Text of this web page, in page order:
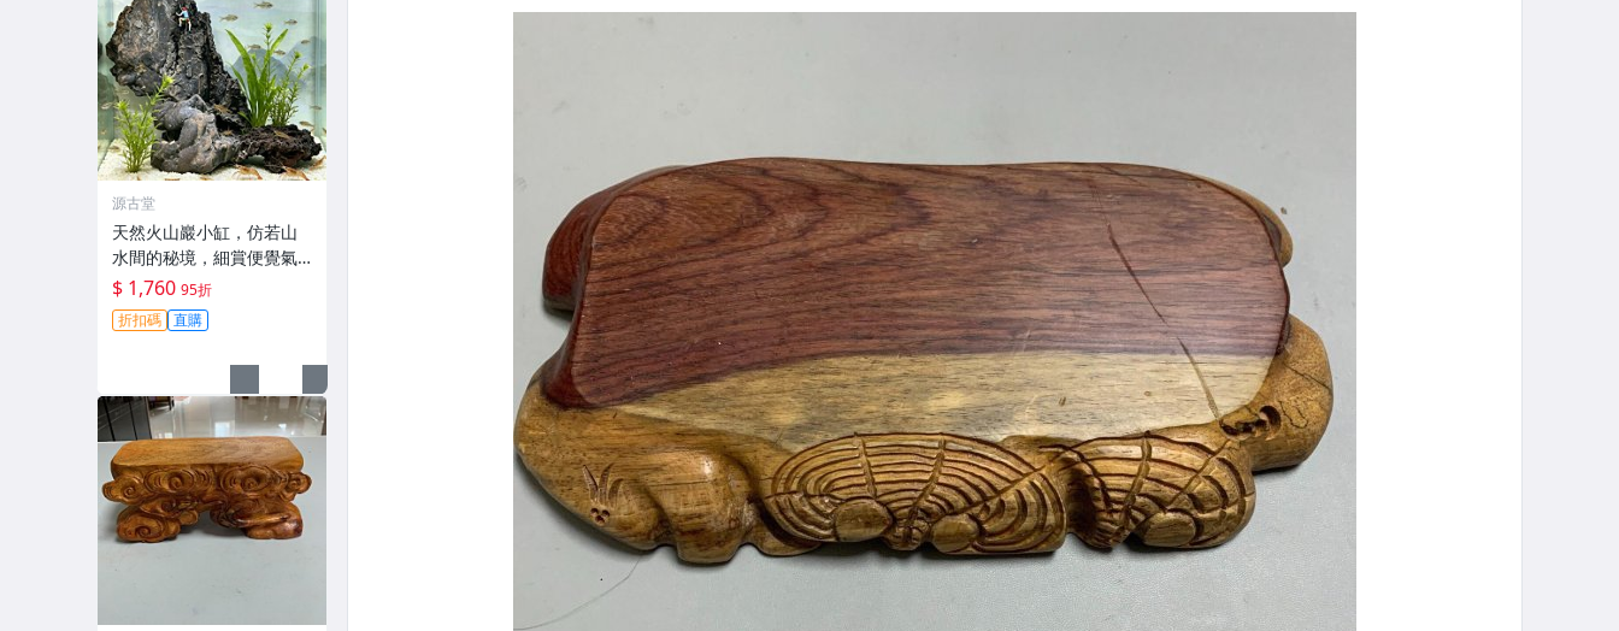
源古堂
天然火山巖小缸，仿若山
水間的秘境，細賞便覺氣
象萬千。適合收藏與佈
置。洪荒氣勢 瀟湘風味 層
巒疊嶂
$ 1,760 95折
折扣碼 直購